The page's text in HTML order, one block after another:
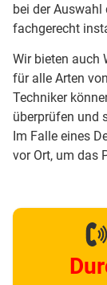
bei der
fachgerecht
Wir bieten auch
für alle Arten
Techniker
überprüfen und
Im Falle eines
vor Ort, um das